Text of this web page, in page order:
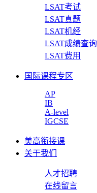
LSAT考试
LSAT真题
LSAT机经
LSAT成绩查询
LSAT费用
国际课程专区
AP
IB
A-level
IGCSE
美高衔接课
关于我们
人才招聘
在线留言